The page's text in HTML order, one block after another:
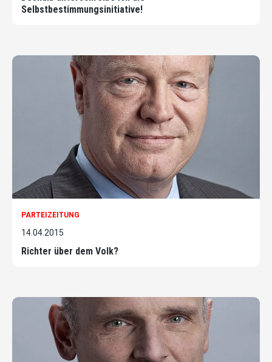
Selbstbestimmungsinitiative!
PARTEIZEITUNG
14.04.2015
Richter über dem Volk?